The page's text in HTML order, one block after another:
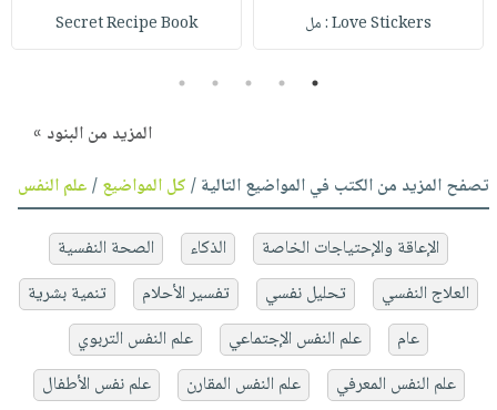
Love Stickers : مل Secret Recipe Book
1
2
3
4
5
المزيد من البنود »
تصفح المزيد من الكتب في المواضيع التالية /كل المواضيع/علم النفس
الإعاقة والإحتياجات الخاصة الذكاء
الصحة النفسية
العلاج النفسي
تحليل نفسي تفسير الأحلام
تنمية بشرية
عام
علم النفس الإجتماعي
علم النفس التربوي
علم النفس المعرفي
علم النفس المقارن
علم نفس الأطفال